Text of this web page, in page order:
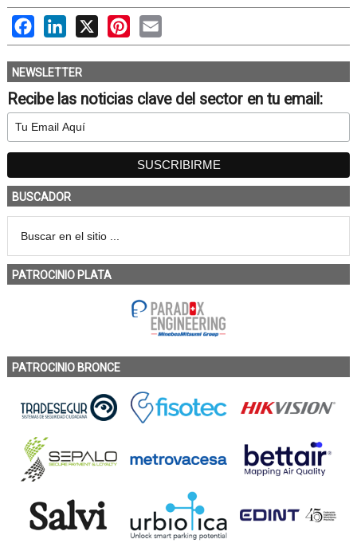
FacebookLinkedIn
X PinterestEmail
NEWSLETTER
Recibe las noticias clave del sector en tu email:
BUSCADOR
PATROCINIO PLATA
PATROCINIO BRONCE